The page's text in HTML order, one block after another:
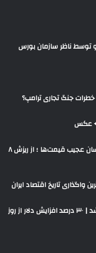
توسط ناظر سازمان بورس
+ عکس
قیمت امروز خودرو ۱۸ بهمن ۱۴۰۳ | نوسان عجیب قیمت‌ها ؛ از ریزش ۸
تاریخ اقتصاد ایران
افزایش حقوق سال آینده نیامده، ضرر شد | ۳۰ درصد افزایش دلار از روز